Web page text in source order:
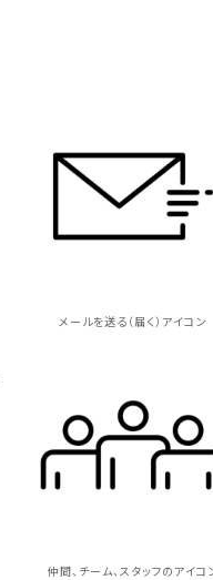
メールを送る（届く）アイコン
仲間、チーム、スタッフのアイコ